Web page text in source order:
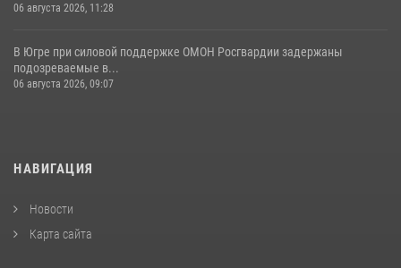
06 августа 2026, 11:28
В Югре при силовой поддержке ОМОН Росгвардии задержаны
подозреваемые в...
06 августа 2026, 09:07
НАВИГАЦИЯ
Новости
Карта сайта